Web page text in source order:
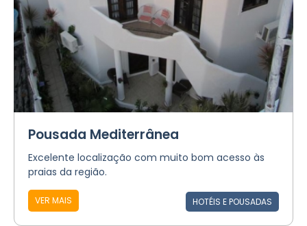
Pousada Mediterrânea
Excelente localização com muito bom acesso às
praias da região.
VER MAIS HOTÉIS E POUSADAS